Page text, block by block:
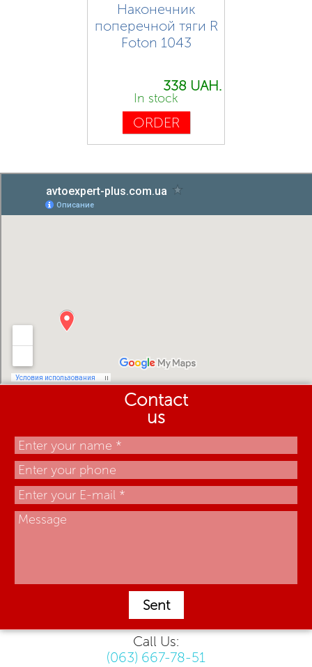
Наконечник
поперечной тяги R
Foton 1043
338 UAH.
In stock
ORDER
Contact
us
Sent
Call Us:
(063) 667-78-51